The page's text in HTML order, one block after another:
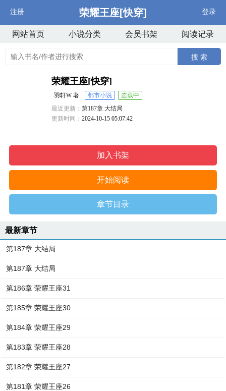
注册 荣耀王座[快穿] 登录
网站首页 小说分类 会员书架 阅读记录
搜 索
荣耀王座[快穿]
羽轩W 著 都市小说
连载中
最近更新：第187章 大结局
更新时间：2024-10-15 05:07:42
加入书架
开始阅读
章节目录
最新章节
第187章 大结局
第187章 大结局
第186章 荣耀王座31
第185章 荣耀王座30
第184章 荣耀王座29
第183章 荣耀王座28
第182章 荣耀王座27
第181章 荣耀王座26